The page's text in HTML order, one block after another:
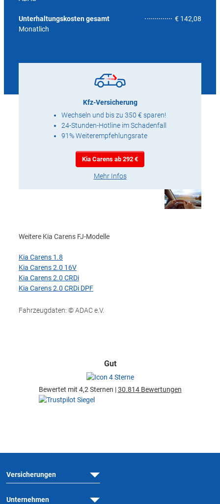
Unterhaltungskosten gesamt
Monatlich
€ 142,08
Kfz-Versicherung
Wechseln und bis zu 350 € sparen!
24-Stunden-Hotline im Schadenfall
91% Weiterempfehlungsrate
Kia Carens ab 292 €
Mehr Infos
Weitere Kia Carens FJ-Modelle
Kia Carens 1.8
Kia Carens 2.0 16V
Kia Carens 2.0 CRDi
Kia Carens 2.0 CRDi DPF
Fahrzeugdaten: © ADAC e.V.
Gut
Bewertet mit 4,2 Sternen |30.814 Bewertungen
Versicherungen
Unternehmen